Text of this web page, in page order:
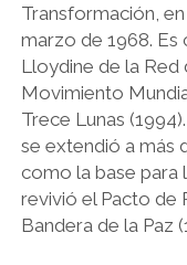
Transformación,
marzo de 1968.
Lloydine de la Red
Movimiento
Trece Lunas
se extendió a más
como la base para
revivió el Pacto de
Bandera de la Paz